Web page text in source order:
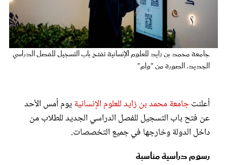
جامعة محمد بن زايد للعلوم الإنسانية تفتح باب التسجيل للفصل الدراسي
الجديد. الصورة من "وام"
أعلنتجامعة محمد بن زايد للعلوم الإنسانيةيوم أمس الأحد
عن فتح باب التسجيل للفصل الدراسي الجديد للطلاب من
داخل الدولة وخارجها في جميع التخصصات.
رسوم دراسية مناسبة
عروس سيدتي